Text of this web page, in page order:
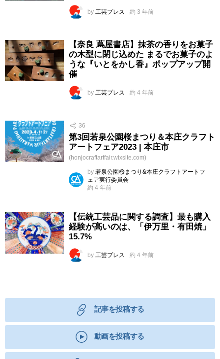
by 工芸プレス 約 3 年前
【奈良 蔦屋書店】抹茶の香りをお菓子
の木型に閉じ込めた まるでお菓子のよ
うな『いとをかし香』ポップアップ開
催
by 工芸プレス 約 4 年前
36
第3回若泉公園桜まつり＆本庄クラフト
アートフェア2023 | 本庄市
(honjocraftartfair.wixsite.com)
by 若泉公園桜まつり&本庄クラフトアートフ
ェア実行委員会
約 4 年前
【伝統工芸品に関する調査】最も購入
経験が高いのは、「伊万里・有田焼」
15.7%
by 工芸プレス 約 4 年前
記事を投稿する
動画を投稿する